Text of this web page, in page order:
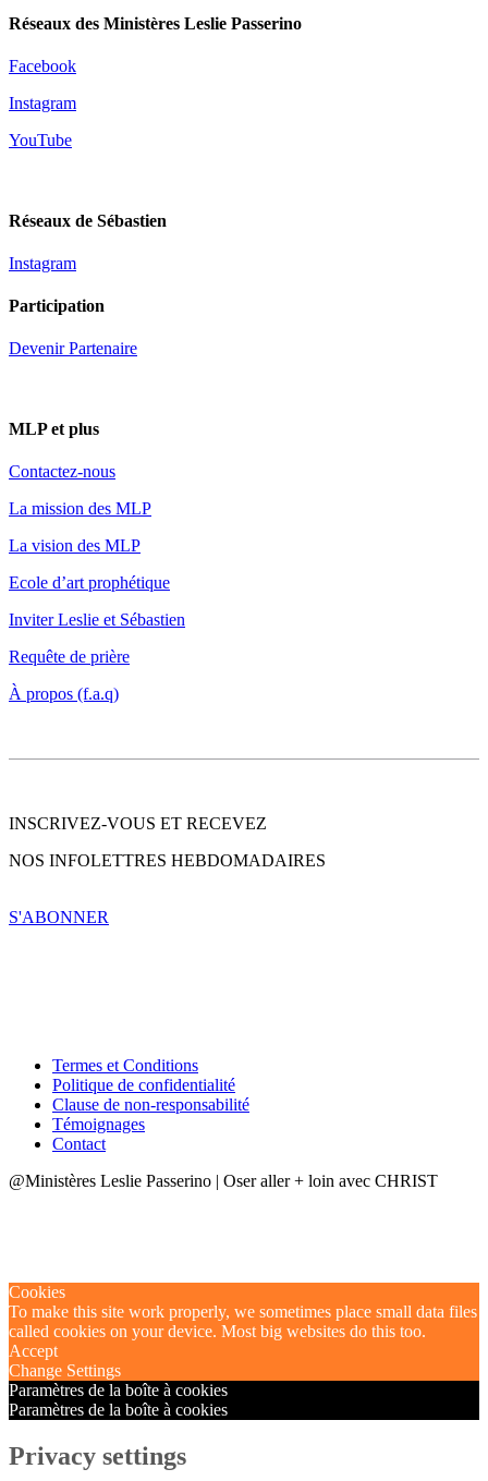
Réseaux des Ministères Leslie Passerino
Facebook
Instagram
YouTube
Réseaux de Sébastien
Instagram
Participation
Devenir Partenaire
MLP et plus
Contactez-nous
La mission des MLP
La vision des MLP
Ecole d’art prophétique
Inviter Leslie et Sébastien
Requête de prière
À propos (f.a.q)
INSCRIVEZ-VOUS ET RECEVEZ
NOS INFOLETTRES HEBDOMADAIRES
S'ABONNER
Termes et Conditions
Politique de confidentialité
Clause de non-responsabilité
Témoignages
Contact
@Ministères Leslie Passerino | Oser aller + loin avec CHRIST
Cookies
To make this site work properly, we sometimes place small data files
called cookies on your device. Most big websites do this too.
Accept
Change Settings
Paramètres de la boîte à cookies
Paramètres de la boîte à cookies
Privacy settings